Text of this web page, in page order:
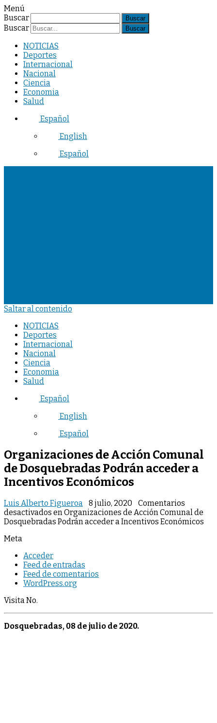
Menú
Buscar
Buscar
NOTICIAS
Deportes
Internacional
Nacional
Ciencia
Economia
Salud
Español
English
Español
Saltar al contenido
NOTICIAS
Deportes
Internacional
Nacional
Ciencia
Economia
Salud
Español
English
Español
Organizaciones de Acción Comunal
de Dosquebradas Podrán acceder a
Incentivos Económicos
Luis Alberto Figueroa 8 julio, 2020
Comentarios
desactivados en Organizaciones de Acción Comunal de
Dosquebradas Podrán acceder a Incentivos Económicos
Meta
Acceder
Feed de entradas
Feed de comentarios
WordPress.org
Visita No.
Dosquebradas, 08 de julio de 2020.